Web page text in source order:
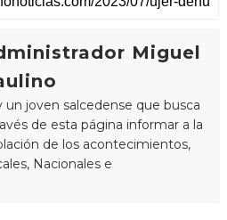
Miguel
un joven salcedense que busca
de esta página informar a la
de los acontecimientos,
Nacionales e